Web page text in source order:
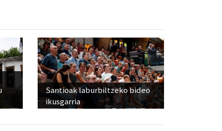
Santioak laburbiltzeko bideo
ikusgarria